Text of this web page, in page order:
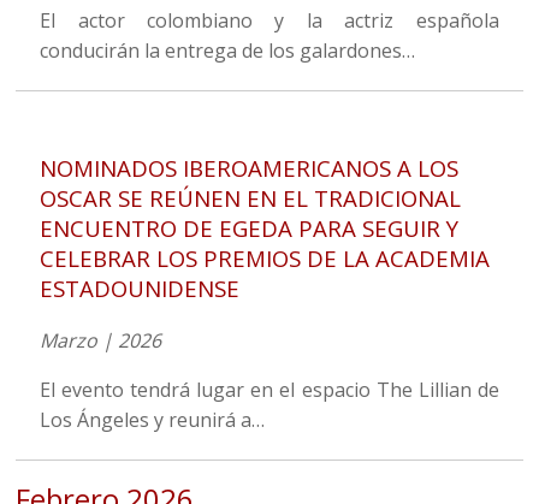
El actor colombiano y la actriz española
conducirán la entrega de los galardones…
NOMINADOS IBEROAMERICANOS A LOS
OSCAR SE REÚNEN EN EL TRADICIONAL
ENCUENTRO DE EGEDA PARA SEGUIR Y
CELEBRAR LOS PREMIOS DE LA ACADEMIA
ESTADOUNIDENSE
Marzo | 2026
El evento tendrá lugar en el espacio The Lillian de
Los Ángeles y reunirá a…